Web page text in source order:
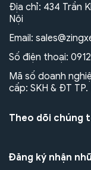
Địa chỉ: 434 Trần
Nội
Email:
Số điện thoại:
Mã số doanh
cấp: SKH & ĐT TP.
Theo dõi chúng
Đăng ký nhận